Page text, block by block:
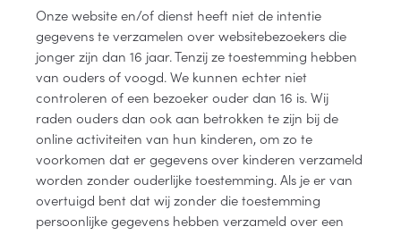
Onze website en/of dienst heeft niet de intentie
gegevens te verzamelen over websitebezoekers die
jonger zijn dan 16 jaar. Tenzij ze toestemming hebben
van ouders of voogd. We kunnen echter niet
controleren of een bezoeker ouder dan 16 is. Wij
raden ouders dan ook aan betrokken te zijn bij de
online activiteiten van hun kinderen, om zo te
voorkomen dat er gegevens over kinderen verzameld
worden zonder ouderlijke toestemming. Als je er van
overtuigd bent dat wij zonder die toestemming
persoonlijke gegevens hebben verzameld over een